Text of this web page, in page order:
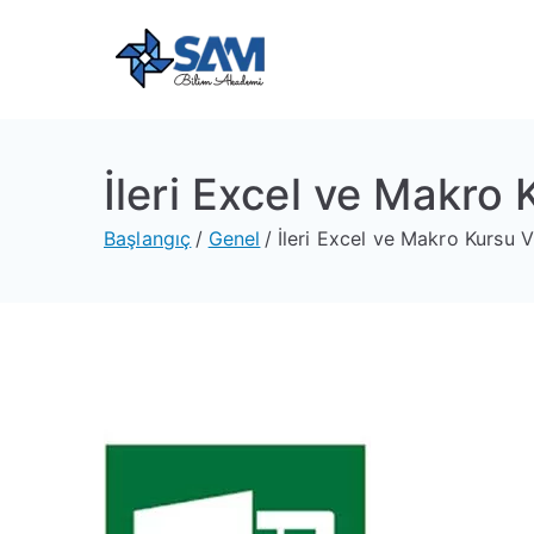
İleri Excel ve Makro
Başlangıç Genel İleri Excel ve Makro Kursu